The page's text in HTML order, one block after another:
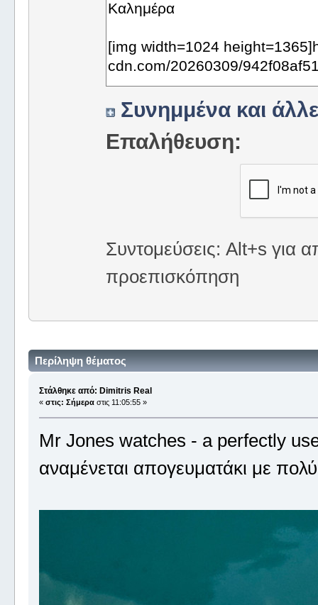
Συνημμένα και
Επαλήθευση:
Συντομεύσεις: Alt+s για
προεπισκόπηση
Περίληψη θέματος
Στάλθηκε από: Dimitris Real
« στις: Σήμεραστις 11:05:55 »
Mr Jones watches - a perfectly
αναμένεται απογευματάκι με